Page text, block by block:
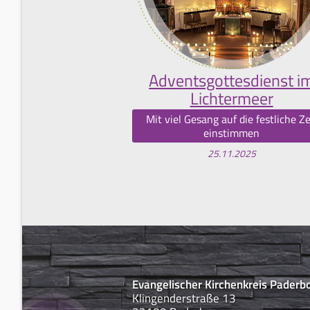
Adventsgottesdienst
Lichtermeer
Mit viel Gesang auf die festliche
einstimmen
25.11.2025
Evangelischer Kirchenkreis
Klingenderstraße 13